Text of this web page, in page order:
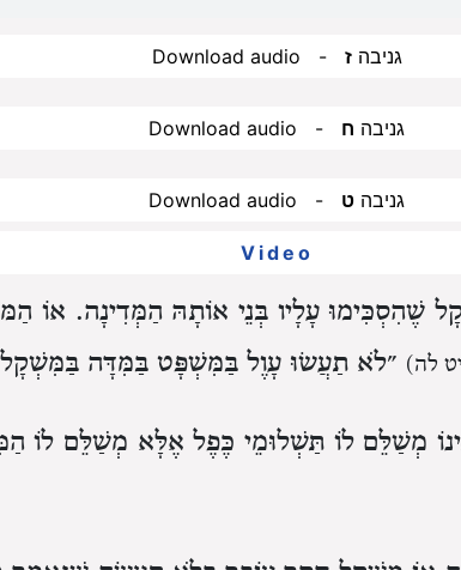
Download audio - גניבהז
Download audio - גניבה ח
Download audio - גניבה ט
Video
שֶׁהִסְכִּימוּ עָלָיו בְּנֵי אוֹתָהּ הַמְּדִינָה. אוֹ
לה) ״לֹא תַעֲשׂוּ עָוֶל בַּמִּשְׁפָּט בַּמִּדָּה
מְשַׁלֵּם לוֹ תַּשְׁלוּמֵי כֶּפֶל אֶלָּא מְשַׁלֵּם לוֹ